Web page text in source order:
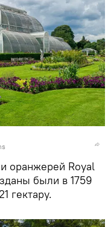
оранжерей Royal
были в 1759
гектару.